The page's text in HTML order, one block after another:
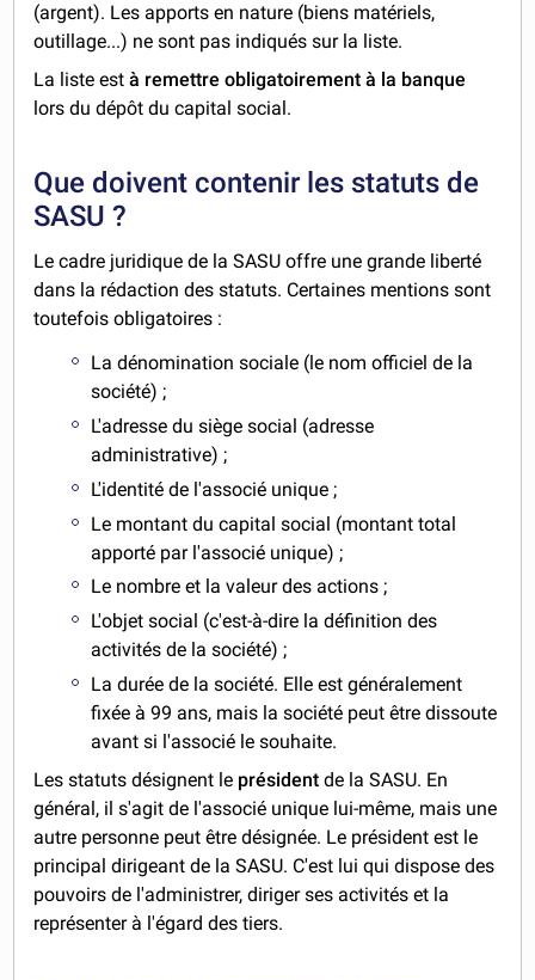
(argent). Les apports en nature (biens matériels,
outillage...) ne sont pas indiqués sur la liste.
La liste està remettre obligatoirement à la banque
lors du dépôt du capital social.
Que doivent contenir les statuts de
SASU ?
Le cadre juridique de la SASU offre une grande liberté
dans la rédaction des statuts. Certaines mentions sont
toutefois obligatoires :
La dénomination sociale (le nom officiel de la
société) ;
L'adresse du siège social (adresse
administrative) ;
L'identité de l'associé unique ;
Le montant du capital social (montant total
apporté par l'associé unique) ;
Le nombre et la valeur des actions ;
L'objet social (c'est-à-dire la définition des
activités de la société) ;
La durée de la société. Elle est généralement
fixée à 99 ans, mais la société peut être dissoute
avant si l'associé le souhaite.
Les statuts désignent le présidentde la SASU. En
général, il s'agit de l'associé unique lui-même, mais une
autre personne peut être désignée. Le président est le
principal dirigeant de la SASU. C'est lui qui dispose des
pouvoirs de l'administrer, diriger ses activités et la
représenter à l'égard des tiers.